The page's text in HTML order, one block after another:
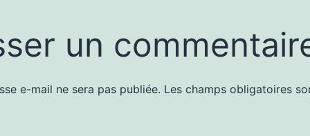
un
e-mail ne sera pas publiée. Les champs obligatoires